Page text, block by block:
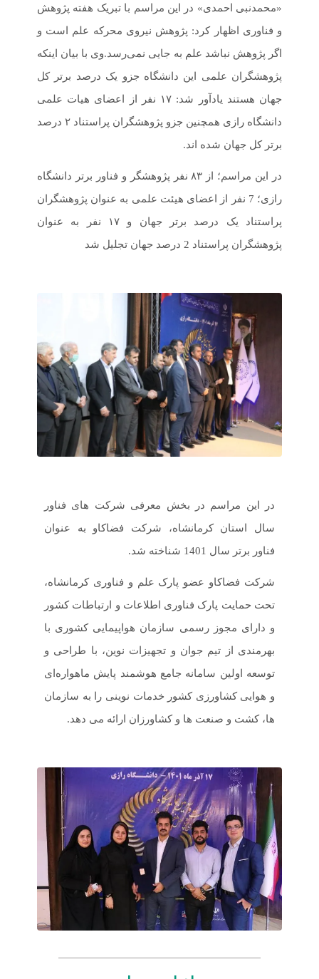
«محمدنبی احمدی» در این مراسم با تبریک هفته پژوهش
و فناوری اظهار کرد: پژوهش نیروی محرکه علم است و
اگر پژوهش نباشد علم به جایی نمی‌رسد.وی با بیان اینکه
پژوهشگران علمی این دانشگاه جزو یک درصد برتر کل
جهان هستند یادآور شد: ۱۷ نفر از اعضای هیات علمی
دانشگاه رازی همچنین جزو پژوهشگران پراستناد ۲ درصد
برتر کل جهان شده اند.
در این مراسم؛ از ۸۳ نفر پژوهشگر و فناور برتر دانشگاه
رازی؛ 7 نفر از اعضای هیئت علمی به عنوان پژوهشگران
پراستناد یک درصد برتر جهان و ۱۷ نفر به عنوان
پژوهشگران پراستناد 2 درصد جهان تجلیل شد
در این مراسم در بخش معرفی شرکت های فناور
سال استان کرمانشاه، شرکت فضاکاو به عنوان
فناور برتر سال 1401 شناخته شد.
شرکت فضاکاو عضو پارک علم و فناوری کرمانشاه،
تحت حمایت پارک فناوری اطلاعات و ارتباطات کشور
و دارای مجوز رسمی سازمان هواپیمایی کشوری با
بهرمندی از تیم جوان و تجهیزات نوین، با طراحی و
توسعه اولین سامانه جامع هوشمند پایش ماهواره‌ای
و هوایی کشاورزی کشور خدمات نوینی را به سازمان
ها، کشت و صنعت ها و کشاورزان ارائه می دهد.